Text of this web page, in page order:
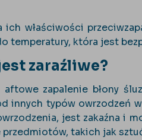
ich właściwości
temperatury, która jest
zaraźliwe?
zapalenie błony
innych typów owrzodzeń
jest zakaźna i
takich jak